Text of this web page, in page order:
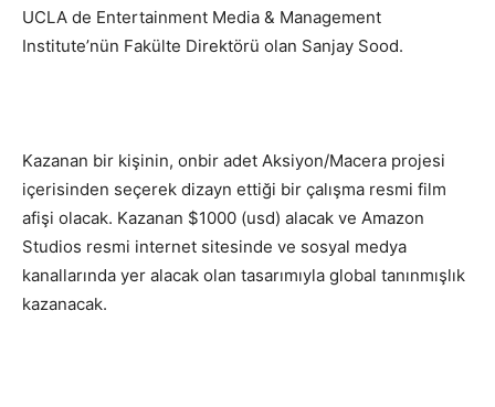
UCLA de Entertainment Media & Management
Institute’nün Fakülte Direktörü olan Sanjay Sood.
Kazanan bir kişinin, onbir adet Aksiyon/Macera projesi
içerisinden seçerek dizayn ettiği bir çalışma resmi film
afişi olacak. Kazanan $1000 (usd) alacak ve Amazon
Studios resmi internet sitesinde ve sosyal medya
kanallarında yer alacak olan tasarımıyla global tanınmışlık
kazanacak.